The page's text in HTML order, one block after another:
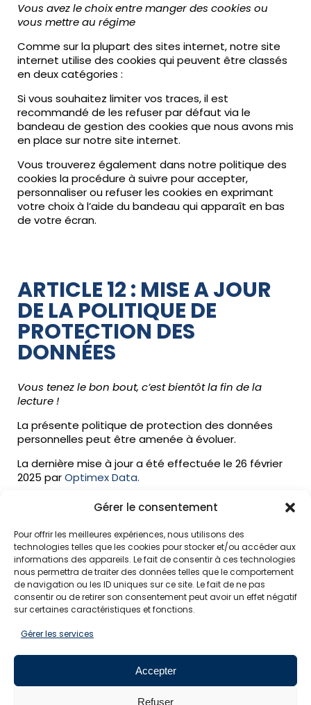
Gérer le consentement
Pour offrir les meilleures expériences, nous utilisons des
technologies telles que les cookies pour stocker et/ou accéder aux
informations des appareils. Le fait de consentir à ces technologies
nous permettra de traiter des données telles que le comportement
de navigation ou les ID uniques sur ce site. Le fait de ne pas
consentir ou de retirer son consentement peut avoir un effet négatif
sur certaines caractéristiques et fonctions.
Gérer les services
Accepter
Refuser
Vous avez le choix entre manger des cookies ou
vous mettre au régime
Comme sur la plupart des sites internet, notre site
internet utilise des cookies qui peuvent être classés
en deux catégories :
Si vous souhaitez limiter vos traces, il est
recommandé de les refuser par défaut via le
bandeau de gestion des cookies que nous avons mis
en place sur notre site internet.
Vous trouverez également dans notre politique des
cookies la procédure à suivre pour accepter,
personnaliser ou refuser les cookies en exprimant
votre choix à l’aide du bandeau qui apparaît en bas
de votre écran.
ARTICLE 12 : MISE A JOUR
DE LA POLITIQUE DE
PROTECTION DES
DONNÉES
Vous tenez le bon bout, c’est bientôt la fin de la
lecture !
La présente politique de protection des données
personnelles peut être amenée à évoluer.
La dernière mise à jour a été effectuée le 26 février
2025 parOptimex Data.
SUIVEZ-NOUS